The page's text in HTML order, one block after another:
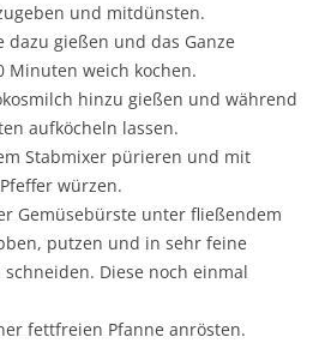
und mitdünsten.
dazu gießen und das Ganze
Minuten weich kochen.
hinzu gießen und während
aufköcheln lassen.
Stabmixer pürieren und mit
würzen.
Gemüsebürste unter fließendem
putzen und in sehr feine
schneiden. Diese noch einmal
fettfreien Pfanne anrösten.